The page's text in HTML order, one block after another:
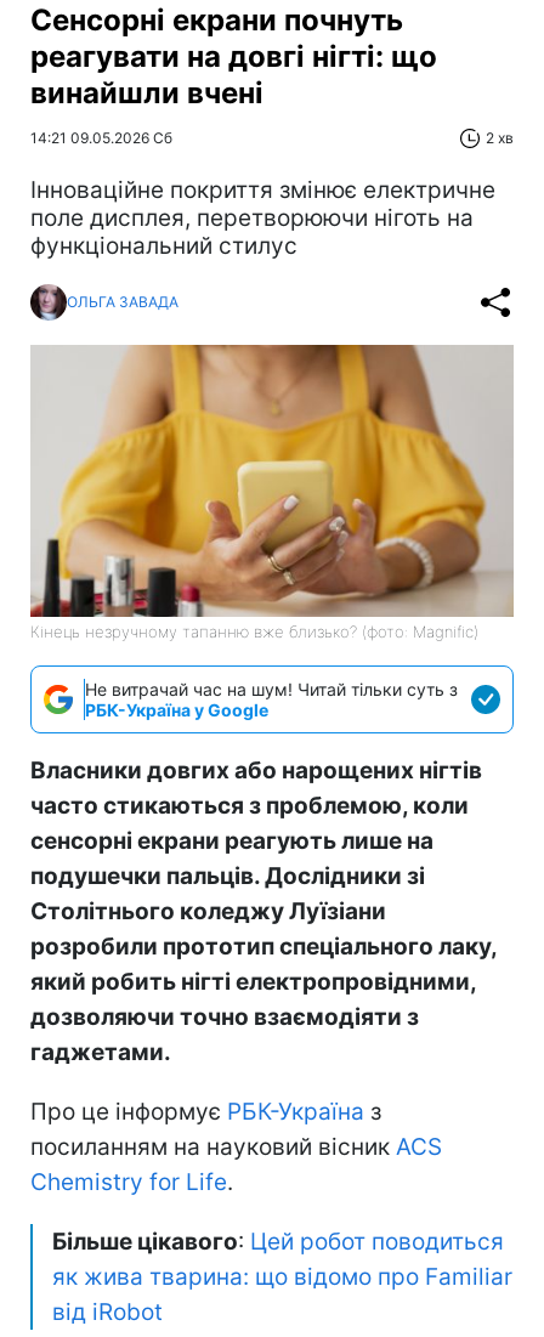
Сенсорні екрани почнуть
реагувати на довгі нігті: що
винайшли вчені
14:21 09.05.2026 Сб 2 хв
Інноваційне покриття змінює електричне
поле дисплея, перетворюючи ніготь на
функціональний стилус
ОЛЬГА ЗАВАДА
Кінець незручному тапанню вже близько? (фото: Magnific)
Не витрачай час на шум! Читай тільки суть з
РБК-Україна у Google
Власники довгих або нарощених нігтів
часто стикаються з проблемою, коли
сенсорні екрани реагують лише на
подушечки пальців. Дослідники зі
Столітнього коледжу Луїзіани
розробили прототип спеціального лаку,
який робить нігті електропровідними,
дозволяючи точно взаємодіяти з
гаджетами.
Про це інформує РБК-Україна з
посиланням на науковий вісник ACS
Chemistry for Life.
Більше цікавого: Цей робот поводиться
як жива тварина: що відомо про Familiar
від iRobot